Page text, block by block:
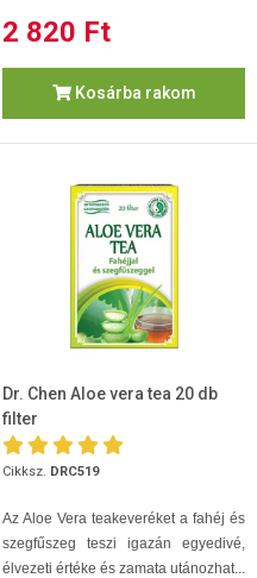
2 820 Ft
Kosárba rakom
Dr. Chen Aloe vera tea 20 db
filter
Cikksz. DRC519
Az Aloe Vera teakeveréket a fahéj és
szegfűszeg teszi igazán egyedivé,
élvezeti értéke és zamata utánozhat...